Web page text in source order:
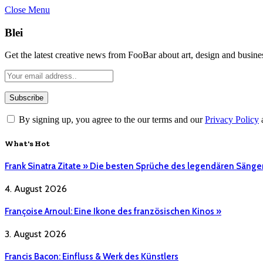
Close Menu
Blei
Get the latest creative news from FooBar about art, design and
By signing up, you agree to the our terms and ourPrivacy Policy
What's Hot
Frank Sinatra Zitate » Die besten Sprüche des legendären
4. August 2026
Françoise Arnoul: Eine Ikone des französischen Kinos »
3. August 2026
Francis Bacon: Einfluss & Werk des Künstlers